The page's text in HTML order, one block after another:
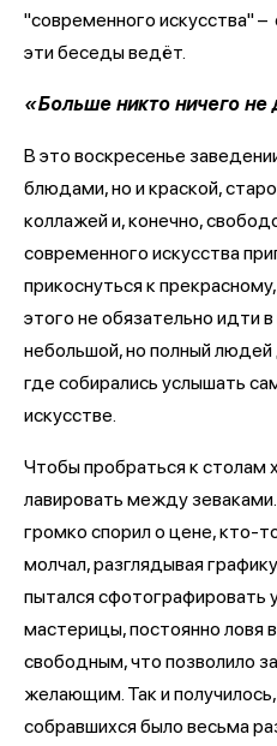
"современного искусства"
эти беседы ведёт.
«Больше никто ничего не
В это воскресенье
блюдами, но и краской,
коллажей и, конечно,
современного искусства
прикоснуться к
этого не обязательно идти
небольшой, но полный людей
где собирались услышать
искусстве.
Чтобы пробраться к столам
лавировать между
громко спорил о цене, кто-
молчал, разглядывая
пытался сфотографировать
мастерицы, постоянно ловя
свободным, что позволило
желающим. Так и
собравшихся было весьма